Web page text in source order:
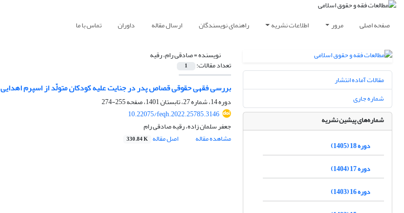
صفحه اصلی مرور اطلاعات نشریه راهنمای نویسندگان ارسال مقاله داوران تماس با ما
نویسنده =صادقی رام، رقیه
تعداد مقالات: 1
بررسی فقهی حقوقی قصاص پدر در جنایت علیه کودکان متولّد از اسپرم اهدایی
دوره 14، شماره 27، تابستان 1401، صفحه
255-274
10.22075/feqh.2022.25785.3146
جعفر سلمان زاده، رقیه صادقی رام
مشاهده مقاله
اصل مقاله 330.84 K
مقالات آماده انتشار
شماره جاری
شماره‌های پیشین نشریه
دوره 18 (1405)
دوره 17 (1404)
دوره 16 (1403)